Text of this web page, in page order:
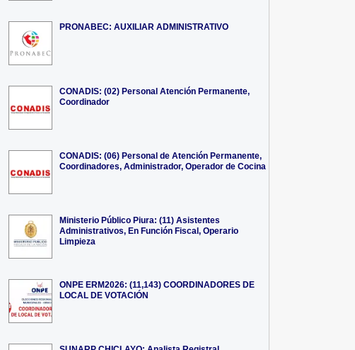
PRONABEC: AUXILIAR ADMINISTRATIVO
CONADIS: (02) Personal Atención Permanente,
Coordinador
CONADIS: (06) Personal de Atención Permanente,
Coordinadores, Administrador, Operador de Cocina
Ministerio Público Piura: (11) Asistentes
Administrativos, En Función Fiscal, Operario
Limpieza
ONPE ERM2026: (11,143) COORDINADORES DE
LOCAL DE VOTACIÓN